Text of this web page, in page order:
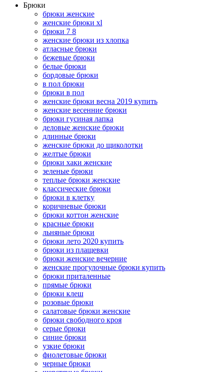
Брюки
брюки женские
женские брюки xl
брюки 7 8
женские брюки из хлопка
атласные брюки
бежевые брюки
белые брюки
бордовые брюки
в пол брюки
брюки в пол
женские брюки весна 2019 купить
женские весенние брюки
брюки гусиная лапка
деловые женские брюки
длинные брюки
женские брюки до щиколотки
желтые брюки
брюки хаки женские
зеленые брюки
теплые брюки женские
классические брюки
брюки в клетку
коричневые брюки
брюки коттон женские
красные брюки
льняные брюки
брюки лето 2020 купить
брюки из плащевки
брюки женские вечерние
женские прогулочные брюки купить
брюки приталенные
прямые брюки
брюки клеш
розовые брюки
салатовые брюки женские
брюки свободного кроя
серые брюки
синие брюки
узкие брюки
фиолетовые брюки
черные брюки